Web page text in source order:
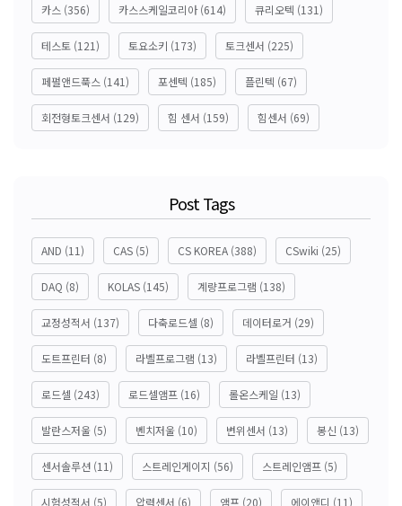
카스 (356) 카스스케일코리아(614) 큐리오텍 (131)
테스토 (121) 토요소키 (173) 토크센서 (225)
페펄앤드푹스 (141) 포센텍 (185) 플린텍 (67)
회전형토크센서 (129) 힘 센서 (159) 힘센서 (69)
Post Tags
AND (11) CAS (5) CS KOREA (388) CSwiki (25)
DAQ (8) KOLAS (145) 계량프로그램 (138)
교정성적서 (137) 다축로드셀 (8) 데이터로거 (29)
도트프린터 (8) 라벨프로그램 (13) 라벨프린터 (13)
로드셀 (243) 로드셀앰프 (16) 롤온스케일 (13)
발란스저울 (5) 벤치저울 (10) 변위센서 (13) 봉신 (13)
센서솔루션 (11) 스트레인게이지 (56) 스트레인앰프 (5)
시험성적서 (5) 압력센서 (6) 앰프 (20) 에이앤디 (11)